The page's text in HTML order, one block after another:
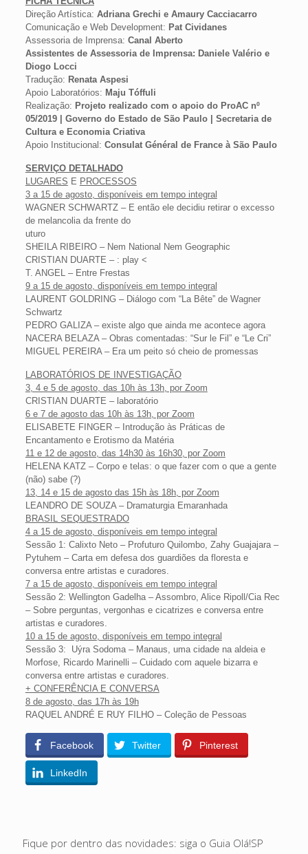
Direção Artística: Adriana Grechi e Amaury Cacciacarro
Comunicação e Web Development: Pat Cividanes
Assessoria de Imprensa: Canal Aberto
Assistentes de Assessoria de Imprensa: Daniele Valério e
Diogo Locci
Tradução: Renata Aspesi
Apoio Laboratórios: Maju Tóffuli
Realização: Projeto realizado com o apoio do ProAC nº
05/2019 | Governo do Estado de São Paulo | Secretaria de
Cultura e Economia Criativa
Apoio Institucional: Consulat Général de France à São Paulo
SERVIÇO DETALHADO
LUGARES E PROCESSOS
3 a 15 de agosto, disponíveis em tempo integral
WAGNER SCHWARTZ – E então ele decidiu retirar o excesso
de melancolia da frente do
uturo
SHEILA RIBEIRO – Nem National Nem Geographic
CRISTIAN DUARTE – : play <
T. ANGEL – Entre Frestas
9 a 15 de agosto, disponíveis em tempo integral
LAURENT GOLDRING – Diálogo com “La Bête” de Wagner
Schwartz
PEDRO GALIZA – existe algo que ainda me acontece agora
NACERA BELAZA – Obras comentadas: “Sur le Fil” e “Le Cri”
MIGUEL PEREIRA – Era um peito só cheio de promessas
LABORATÓRIOS DE INVESTIGAÇÃO
3, 4 e 5 de agosto, das 10h às 13h, por Zoom
CRISTIAN DUARTE – laboratório
6 e 7 de agosto das 10h às 13h, por Zoom
ELISABETE FINGER – Introdução às Práticas de
Encantamento e Erotismo da Matéria
11 e 12 de agosto, das 14h30 às 16h30, por Zoom
HELENA KATZ – Corpo e telas: o que fazer com o que a gente
(não) sabe (?)
13, 14 e 15 de agosto das 15h às 18h, por Zoom
LEANDRO DE SOUZA – Dramaturgia Emaranhada
BRASIL SEQUESTRADO
4 a 15 de agosto, disponíveis em tempo integral
Sessão 1: Calixto Neto – Profuturo Quilombo, Zahy Guajajara –
Pytuhem – Carta em defesa dos guardiões da floresta e
conversa entre artistas e curadores.
7 a 15 de agosto, disponíveis em tempo integral
Sessão 2: Wellington Gadelha – Assombro, Alice Ripoll/Cia Rec
– Sobre perguntas, vergonhas e cicatrizes e conversa entre
artistas e curadores.
10 a 15 de agosto, disponíveis em tempo integral
Sessão 3: Uýra Sodoma – Manaus, uma cidade na aldeia e
Morfose, Ricardo Marinelli – Cuidado com aquele bizarra e
conversa entre artistas e curadores.
+ CONFERÊNCIA E CONVERSA
8 de agosto, das 17h às 19h
RAQUEL ANDRÉ E RUY FILHO – Coleção de Pessoas
Facebook Twitter Pinterest
LinkedIn
Fique por dentro das novidades: siga o Guia Olá!SP